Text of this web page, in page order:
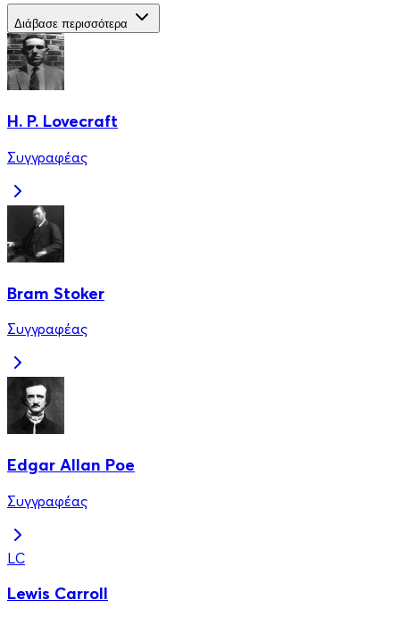
Διάβασε περισσότερα
H. P. Lovecraft
Συγγραφέας
Bram Stoker
Συγγραφέας
Edgar Allan Poe
Συγγραφέας
LC
Lewis Carroll